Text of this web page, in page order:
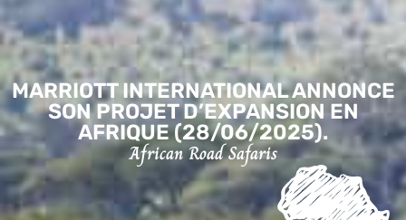
MARRIOTT INTERNATIONAL ANNONCE
SON PROJET D’EXPANSION EN
AFRIQUE (28/06/2025).
African Road Safaris